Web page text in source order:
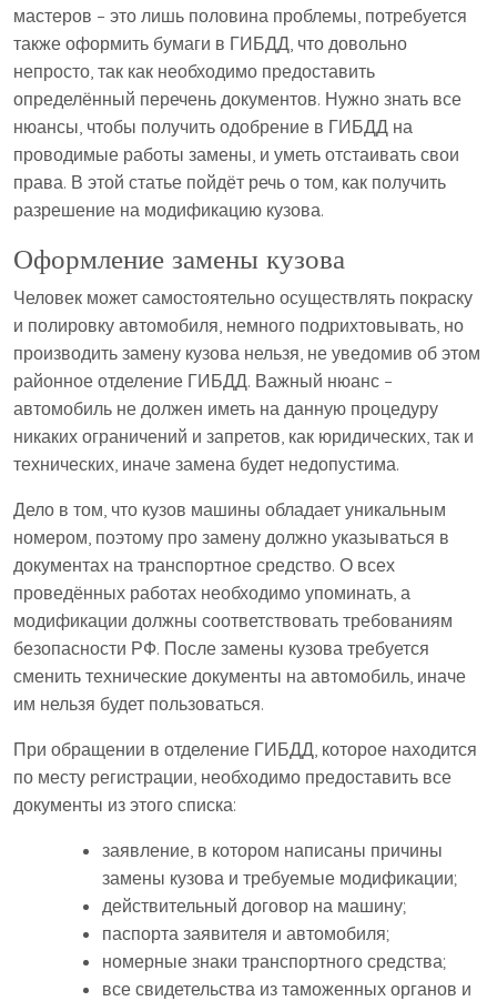
мастеров – это лишь половина проблемы, потребуется
также оформить бумаги в ГИБДД, что довольно
непросто, так как необходимо предоставить
определённый перечень документов. Нужно знать все
нюансы, чтобы получить одобрение в ГИБДД на
проводимые работы замены, и уметь отстаивать свои
права. В этой статье пойдёт речь о том, как получить
разрешение на модификацию кузова.
Оформление замены кузова
Человек может самостоятельно осуществлять покраску
и полировку автомобиля, немного подрихтовывать, но
производить замену кузова нельзя, не уведомив об этом
районное отделение ГИБДД. Важный нюанс –
автомобиль не должен иметь на данную процедуру
никаких ограничений и запретов, как юридических, так и
технических, иначе замена будет недопустима.
Дело в том, что кузов машины обладает уникальным
номером, поэтому про замену должно указываться в
документах на транспортное средство. О всех
проведённых работах необходимо упоминать, а
модификации должны соответствовать требованиям
безопасности РФ. После замены кузова требуется
сменить технические документы на автомобиль, иначе
им нельзя будет пользоваться.
При обращении в отделение ГИБДД, которое находится
по месту регистрации, необходимо предоставить все
документы из этого списка:
заявление, в котором написаны причины
замены кузова и требуемые модификации;
действительный договор на машину;
паспорта заявителя и автомобиля;
номерные знаки транспортного средства;
все свидетельства из таможенных органов и